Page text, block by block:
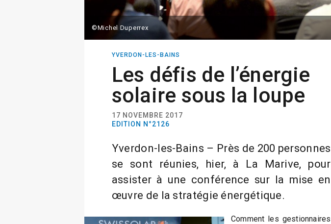
©Michel Duperrex
YVERDON-LES-BAINS
Les défis de l’énergie
solaire sous la loupe
17 NOVEMBRE 2017
EDITION N°2126
Yverdon-les-Bains – Près de 200 personnes
se sont réunies, hier, à La Marive, pour
assister à une conférence sur la mise en
œuvre de la stratégie énergétique.
Comment les gestionnaires